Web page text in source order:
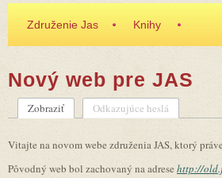
Združenie Jas Knihy
Nový web pre JAS
Zobraziť (aktívna karta)
Odkazujúce heslá
Vitajte na novom webe združenia JAS, ktorý
Pôvodný web bol zachovaný na adresehttp://